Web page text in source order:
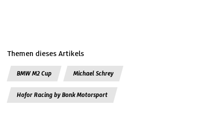
Themen dieses Artikels
BMW M2 Cup Michael Schrey
Hofor Racing by Bonk Motorsport